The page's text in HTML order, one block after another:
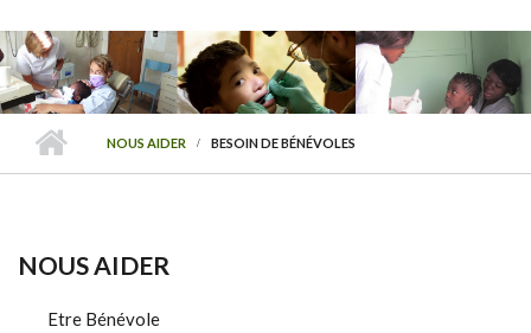
RECHERCHE
NOUS AIDER BESOIN DE BÉNÉVOLES
NOUS AIDER
Etre Bénévole